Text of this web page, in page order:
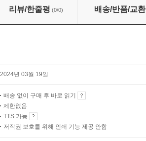
리뷰/한줄평 (0/0) 배송/반품/교환
2024년 03월 19일
배송 없이 구매 후 바로 읽기
제한없음
TTS 가능
저작권 보호를 위해 인쇄 기능 제공 안함